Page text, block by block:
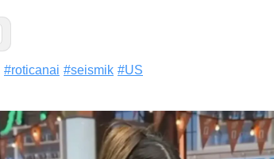
#roticanai #seismik #US